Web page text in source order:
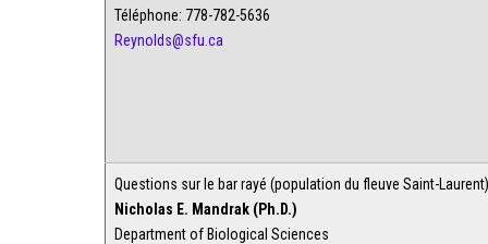
Téléphone: 778-782-5636
Reynolds@sfu.ca
Questions sur le bar rayé (population du fleuve Saint-Laurent)
Nicholas E. Mandrak (Ph.D.)
Department of Biological Sciences